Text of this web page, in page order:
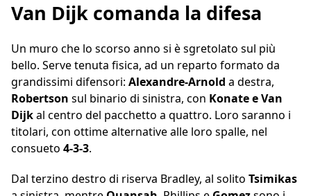
Van Dijk comanda la difesa
Un muro che lo scorso anno si è sgretolato sul più
bello. Serve tenuta fisica, ad un reparto formato da
grandissimi difensori: Alexandre-Arnold a destra,
Robertson sul binario di sinistra, con Konate e Van
Dijkal centro del pacchetto a quattro. Loro saranno i
titolari, con ottime alternative alle loro spalle, nel
consueto 4-3-3.
Dal terzino destro di riserva Bradley, al solito Tsimikas